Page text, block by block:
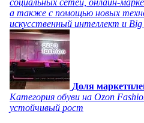
социальных сетей, онлайн-
а также с помощью новых
искусственный интеллект и
Доля
Категория обуви на Ozon
устойчивый рост